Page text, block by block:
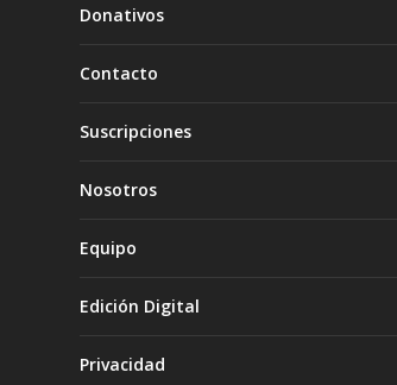
Donativos
Contacto
Suscripciones
Nosotros
Equipo
Edición Digital
Privacidad